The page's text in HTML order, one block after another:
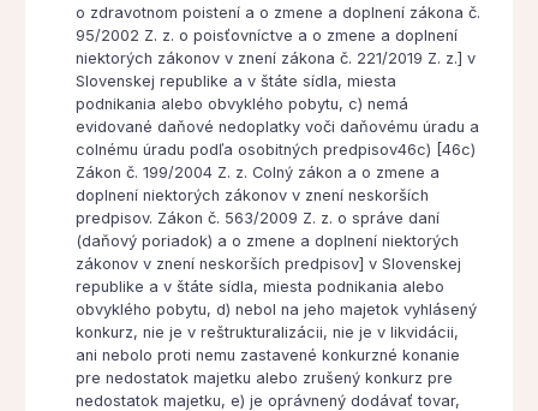
o zdravotnom poistení a o zmene a doplnení zákona č.
95/2002 Z. z. o poisťovníctve a o zmene a doplnení
niektorých zákonov v znení zákona č. 221/2019 Z. z.] v
Slovenskej republike a v štáte sídla, miesta
podnikania alebo obvyklého pobytu, c) nemá
evidované daňové nedoplatky voči daňovému úradu a
colnému úradu podľa osobitných predpisov46c) [46c)
Zákon č. 199/2004 Z. z. Colný zákon a o zmene a
doplnení niektorých zákonov v znení neskorších
predpisov. Zákon č. 563/2009 Z. z. o správe daní
(daňový poriadok) a o zmene a doplnení niektorých
zákonov v znení neskorších predpisov] v Slovenskej
republike a v štáte sídla, miesta podnikania alebo
obvyklého pobytu, d) nebol na jeho majetok vyhlásený
konkurz, nie je v reštrukturalizácii, nie je v likvidácii,
ani nebolo proti nemu zastavené konkurzné konanie
pre nedostatok majetku alebo zrušený konkurz pre
nedostatok majetku, e) je oprávnený dodávať tovar,